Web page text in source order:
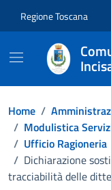
Regione Toscana
Home /
/ Modulistica
/ Ufficio Ragioneria
/ Dichiarazione
tracciabilità delle